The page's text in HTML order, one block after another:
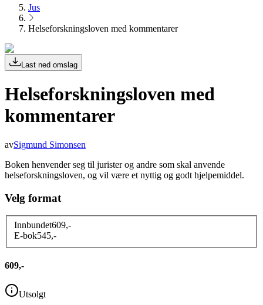
Jus
Helseforskningsloven med kommentarer
Last ned omslag
Helseforskningsloven med
kommentarer
avSigmund Simonsen
Boken henvender seg til jurister og andre som skal anvende
helseforskningsloven, og vil være et nyttig og godt hjelpemiddel.
Velg format
Innbundet609,-
E-bok545,-
609,-
Utsolgt